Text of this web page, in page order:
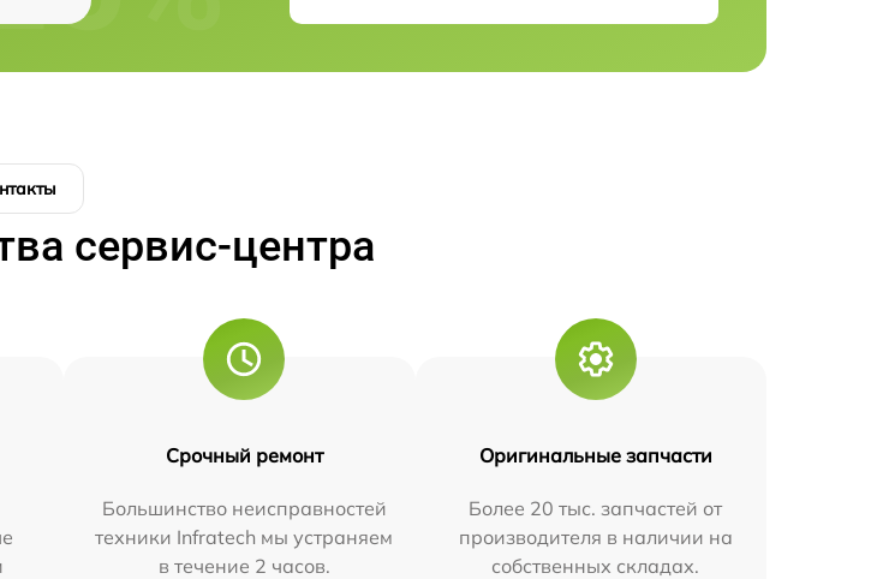
сервис-центра
Срочный ремонт
Большинство неисправностей
техники Infratech мы устраняем
в течение 2 часов.
Оригинальные запчасти
Более 20 тыс. запчастей от
производителя в наличии на
собственных складах.